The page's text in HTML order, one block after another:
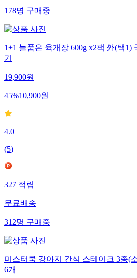
178명구매중
1+1 늘품은 육개장 600g x2팩 外(택1)
기
19,900원
45%10,900원
4.0
(5)
327적립
무료배송
312명구매중
미스터쿡 강아지 간식 스테이크 3종(
6개